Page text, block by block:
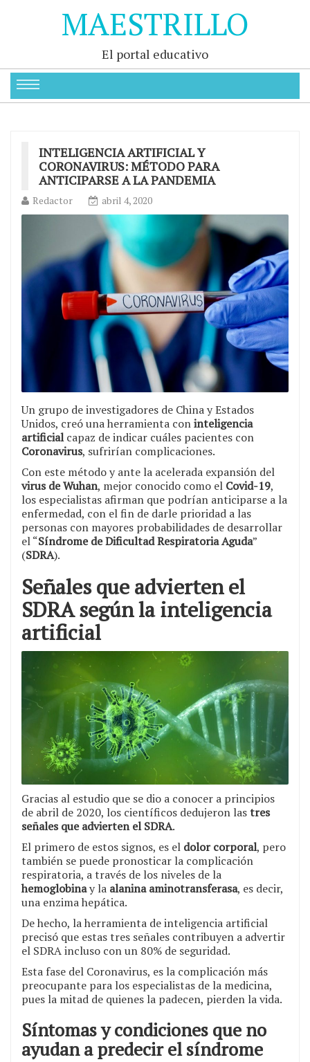
MAESTRILLO
El portal educativo
INTELIGENCIA ARTIFICIAL Y
CORONAVIRUS: MÉTODO PARA
ANTICIPARSE A LA PANDEMIA
Redactor abril 4, 2020
Un grupo de investigadores de China y Estados
Unidos, creó una herramienta coninteligencia
artificialcapaz de indicar cuáles pacientes con
Coronavirus, sufrirían complicaciones.
Con este método y ante la acelerada expansión del
virus de Wuhan, mejor conocido como el Covid-19,
los especialistas afirman que podrían anticiparse a la
enfermedad, con el fin de darle prioridad a las
personas con mayores probabilidades de desarrollar
el “Síndrome de Dificultad Respiratoria Aguda”
(SDRA).
Señales que advierten el
SDRA según la inteligencia
artificial
Gracias al estudio que se dio a conocer a principios
de abril de 2020, los científicos dedujeron lastres
señales que advierten el SDRA.
El primero de estos signos, es el dolor corporal, pero
también se puede pronosticar la complicación
respiratoria, a través de los niveles de la
hemoglobinay la alanina aminotransferasa, es decir,
una enzima hepática.
De hecho, la herramienta de inteligencia artificial
precisó que estas tres señales contribuyen a advertir
el SDRA incluso con un 80% de seguridad.
Esta fase del Coronavirus, es la complicación más
preocupante para los especialistas de la medicina,
pues la mitad de quienes la padecen, pierden la vida.
Síntomas y condiciones que no
ayudan a predecir el síndrome